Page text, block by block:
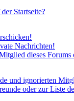
Startseite?
Nachrichten!
dieses Forums
und ignorierten
oder zur Liste